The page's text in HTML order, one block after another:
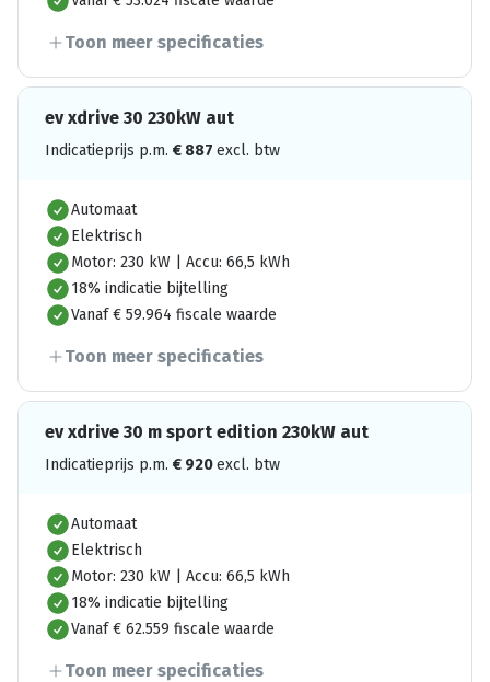
Toon meer specificaties
ev xdrive 30 230kW aut
Indicatieprijs p.m. € 887 excl. btw
Automaat
Elektrisch
Motor: 230 kW | Accu: 66,5 kWh
18% indicatie bijtelling
Vanaf € 59.964 fiscale waarde
Toon meer specificaties
ev xdrive 30 m sport edition 230kW aut
Indicatieprijs p.m. € 920excl. btw
Automaat
Elektrisch
Motor: 230 kW | Accu: 66,5 kWh
18% indicatie bijtelling
Vanaf € 62.559 fiscale waarde
Toon meer specificaties